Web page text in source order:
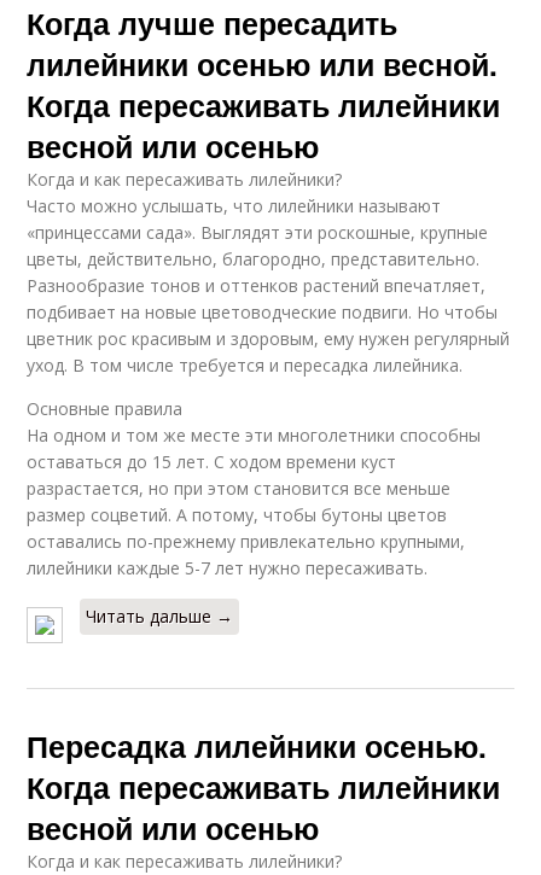
Когда лучше пересадить
лилейники осенью или весной.
Когда пересаживать лилейники
весной или осенью
Когда и как пересаживать лилейники?
Часто можно услышать, что лилейники называют
«принцессами сада». Выглядят эти роскошные, крупные
цветы, действительно, благородно, представительно.
Разнообразие тонов и оттенков растений впечатляет,
подбивает на новые цветоводческие подвиги. Но чтобы
цветник рос красивым и здоровым, ему нужен регулярный
уход. В том числе требуется и пересадка лилейника.
Основные правила
На одном и том же месте эти многолетники способны
оставаться до 15 лет. С ходом времени куст
разрастается, но при этом становится все меньше
размер соцветий. А потому, чтобы бутоны цветов
оставались по-прежнему привлекательно крупными,
лилейники каждые 5-7 лет нужно пересаживать.
Читать дальше →
Пересадка лилейники осенью.
Когда пересаживать лилейники
весной или осенью
Когда и как пересаживать лилейники?